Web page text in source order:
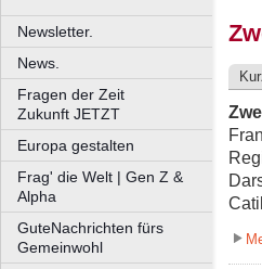
Newsletter.
News.
Fragen der Zeit
Zukunft JETZT
Europa gestalten
Frag' die Welt | Gen Z &
Alpha
GuteNachrichten fürs
Gemeinwohl